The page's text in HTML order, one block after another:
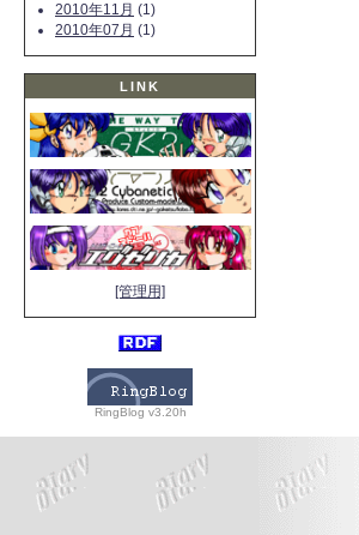
2010年11月 (1)
2010年07月 (1)
LINK
[管理用]
RingBlog v3.20h